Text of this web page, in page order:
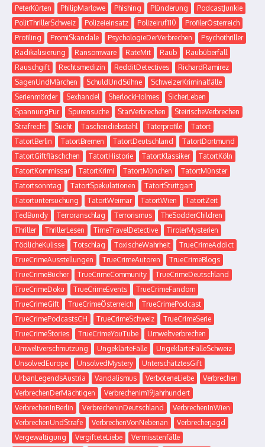
PeterKürten
PhilipMarlowe Phishing Plünderung
PodcastJunkie
PolitThrillerSchweiz
Polizeieinsatz Polizeiruf110
ProfilerÖsterreich
Profiling
PromiSkandale PsychologieDerVerbrechen
Psychothriller
Radikalisierung
Ransomware RateMit Raub
Raubüberfall
Rauschgift
Rechtsmedizin RedditDetectives
RichardRamirez
SagenUndMärchen
SchuldUndSühne
SchweizerKriminalfälle
Serienmörder
Sexhandel SherlockHolmes
SicherLeben
SpannungPur
Spurensuche StarVerbrechen
SteirischeVerbrechen
Strafrecht
Sucht Taschendiebstahl Täterprofile
Tatort
TatortBerlin
TatortBremen TatortDeutschland
TatortDortmund
TatortGiftfläschchen
TatortHistorie TatortKlassiker
TatortKöln
TatortKommissar
TatortKrimi TatortMünchen
TatortMünster
Tatortsonntag
TatortSpekulationen
TatortStuttgart
Tatortuntersuchung
TatortWeimar TatortWien
TatortZeit
TedBundy
Terroranschlag Terrorismus
TheSodderChildren
Thriller
ThrillerLesen TimeTravelDetective
TirolerMysterien
TödlicheKulisse
Totschlag ToxischeWahrheit
TrueCrimeAddict
TrueCrimeAusstellungen
TrueCrimeAutoren
TrueCrimeBlogs
TrueCrimeBücher
TrueCrimeCommunity
TrueCrimeDeutschland
TrueCrimeDoku
TrueCrimeEvents
TrueCrimeFandom
TrueCrimeGift
TrueCrimeÖsterreich
TrueCrimePodcast
TrueCrimePodcastsCH
TrueCrimeSchweiz
TrueCrimeSerie
TrueCrimeStories
TrueCrimeYouTube
Umweltverbrechen
Umweltverschmutzung
UngeklärteFälle
UngeklärteFälleSchweiz
UnsolvedEurope
UnsolvedMystery
UnterschätztesGift
UrbanLegendsAustria
Vandalismus VerboteneLiebe
Verbrechen
VerbrechenDerMächtigen
VerbrechenIm19Jahrhundert
VerbrechenInBerlin
VerbrecheninDeutschland
VerbrechenInWien
VerbrechenUndStrafe
VerbrechenVonNebenan
Verbrecherjagd
Vergewaltigung
VergifteteLiebe
Vermisstenfälle